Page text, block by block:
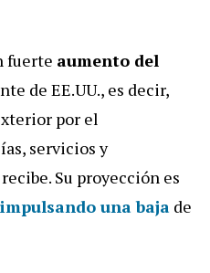
fuerte aumento del
de EE.UU., es decir,
por el
servicios y
Su proyección es
una baja de